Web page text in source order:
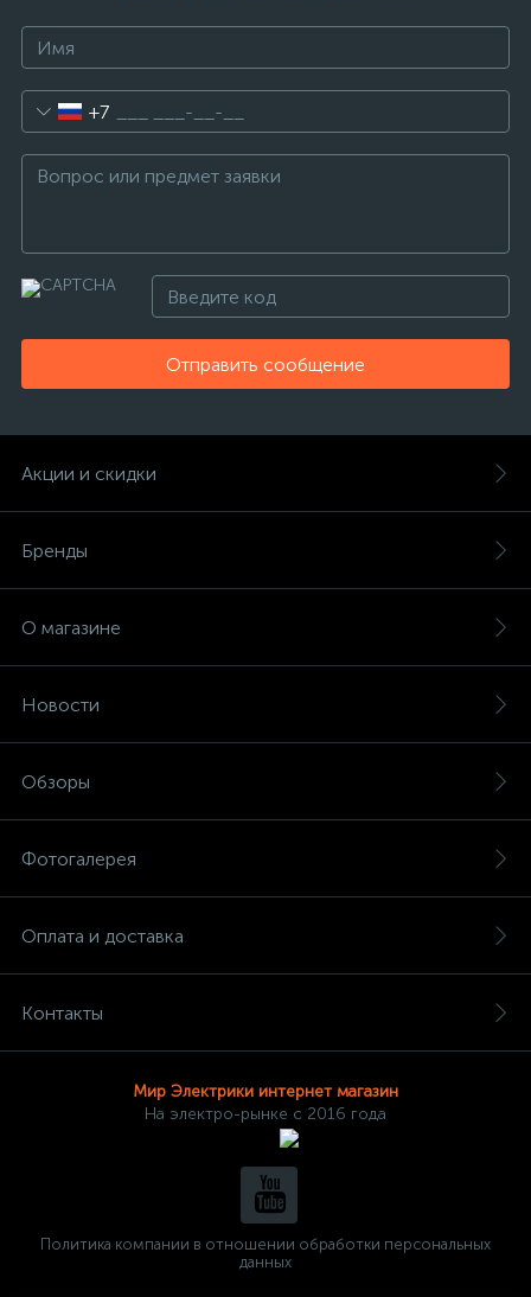
+7
Отправить сообщение
Акции и скидки
Бренды
О магазине
Новости
Обзоры
Фотогалерея
Оплата и доставка
Контакты
Мир Электрики интернет магазин
На электро-рынке с 2016 года
Политика компании в отношении обработки персональных
данных